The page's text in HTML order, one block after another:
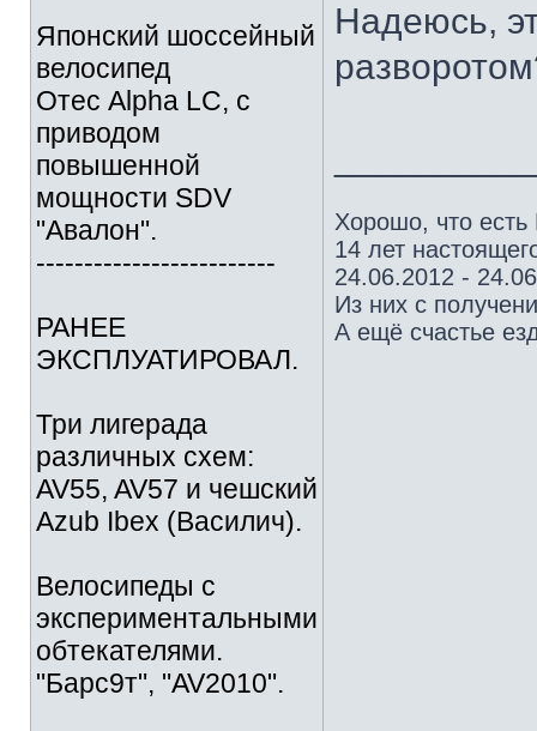
Японский шоссейный
велосипед
Отес Alpha LC, с
приводом
повышенной
мощности SDV
"Авалон".
-------------------------
РАНЕЕ
ЭКСПЛУАТИРОВАЛ.
Три лигерада
различных схем:
AV55, AV57 и чешский
Azub Ibex (Василич).
Велосипеды с
экспериментальными
обтекателями.
"Барс9т", "AV2010".
Надеюсь,
Хорошо, что
14 лет
24.06.2012 -
Из них с
А ещё счастье